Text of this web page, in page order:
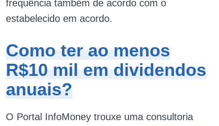
frequência também de acordo com o
estabelecido em acordo.
Como ter ao menos
R$10 mil em dividendos
anuais?
O Portal InfoMoney trouxe uma consultoria